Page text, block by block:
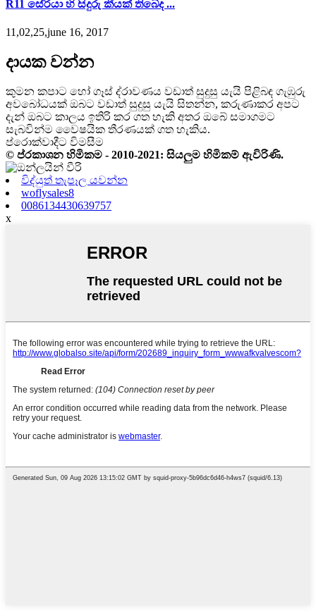
R11 සේරියා හි සිදුරු කීයක් තිබේද ...
11,02,25,june 16, 2017
දායක වන්න
කුමන කපාට හෝ ගෑස් ද්රාවණය වඩාත් සුදුසු යැයි පිළිබඳ ගැඹුරු
අවබෝධයක් ඔබට වඩාත් සුදුසු යැයි සිතන්න, කරුණාකර අපට
දැන් ඔබට කාලය ඉතිරි කර ගත හැකි අතර ඔබේ සමාගමට
සැබවින්ම වෛෂයික තීරණයක් ගත හැකිය.
ප්රොක්වාදීට විමසීම
© ප්රකාශන හිමිකම - 2010-2021: සියලුම හිමිකම් ඇවිරිණි.
විද්යුත් තැපෑල යවන්න
woflysales8
0086134430639757
x